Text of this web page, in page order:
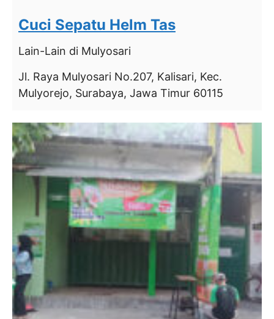
Cuci Sepatu Helm Tas
Lain-Lain di Mulyosari
Jl. Raya Mulyosari No.207, Kalisari, Kec.
Mulyorejo, Surabaya, Jawa Timur 60115